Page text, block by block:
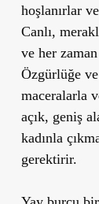
hoşlanırlar
Canlı,
ve her
Özgürlüğe
maceralarla
açık, geniş
kadınla
gerektirir.